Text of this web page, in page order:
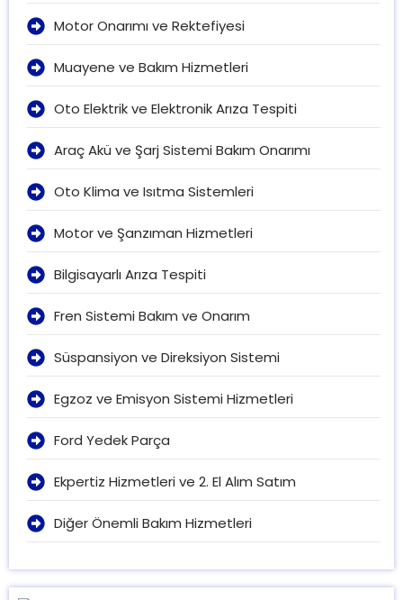
Motor Onarımı ve Rektefiyesi
Muayene ve Bakım Hizmetleri
Oto Elektrik ve Elektronik Arıza Tespiti
Araç Akü ve Şarj Sistemi Bakım Onarımı
Oto Klima ve Isıtma Sistemleri
Motor ve Şanzıman Hizmetleri
Bilgisayarlı Arıza Tespiti
Fren Sistemi Bakım ve Onarım
Süspansiyon ve Direksiyon Sistemi
Egzoz ve Emisyon Sistemi Hizmetleri
Ford Yedek Parça
Ekpertiz Hizmetleri ve 2. El Alım Satım
Diğer Önemli Bakım Hizmetleri